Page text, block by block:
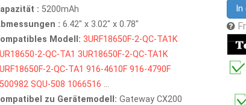
: 5200mAh
: 6.42" x 3.02" x 0.78"
Modell: 3URF18650F-2-QC-TA1K
2-QC-TA1 3UR18650F-2-QC-TA1K
2-QC-TA1 916-4610F 916-4790F
SQU-508 1066516 ...
zu Gerätemodell: Gateway CX200
In